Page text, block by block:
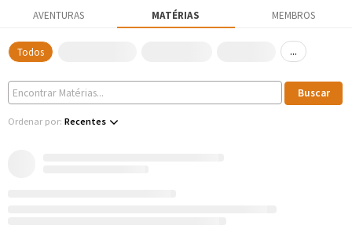
AVENTURAS MATÉRIAS MEMBROS
Todos ...
Ordenar por: Recentes